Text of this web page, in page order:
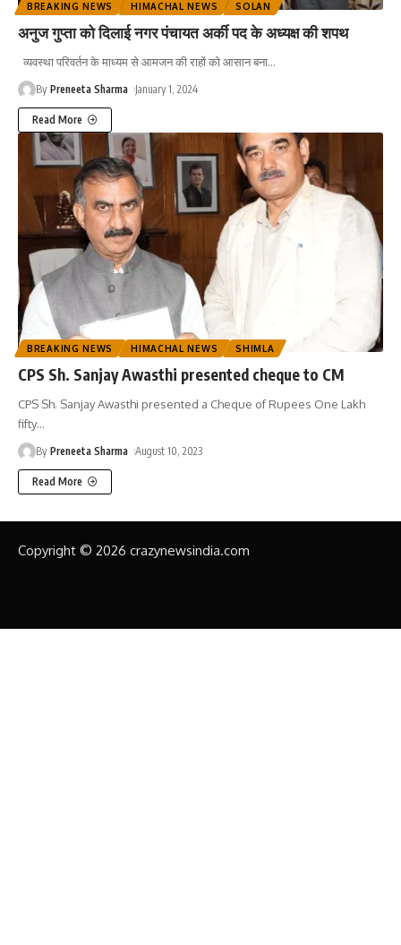
BREAKING NEWS HIMACHAL NEWS SOLAN
अनुज गुप्ता को दिलाई नगर पंचायत अर्की पद के अध्यक्ष की शपथ
व्यवस्था परिवर्तन के माध्यम से आमजन की राहों को आसान बना…
By Preneeta Sharma January 1, 2024
Read More
BREAKING NEWS HIMACHAL NEWS SHIMLA
CPS Sh. Sanjay Awasthi presented cheque to CM
CPS Sh. Sanjay Awasthi presented a Cheque of Rupees One Lakh
fifty…
By Preneeta Sharma August 10, 2023
Read More
Copyright © 2026 crazynewsindia.com